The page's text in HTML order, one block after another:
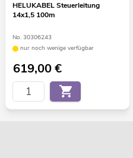
HELUKABEL Steuerleitung
14x1,5 100m
No. 30306243
nur noch wenige verfügbar
619,00€